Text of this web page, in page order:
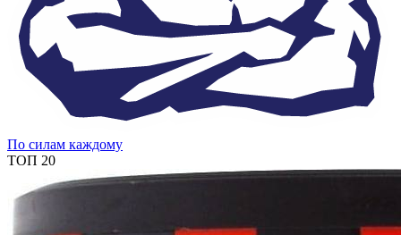
По силам каждому
ТОП 20